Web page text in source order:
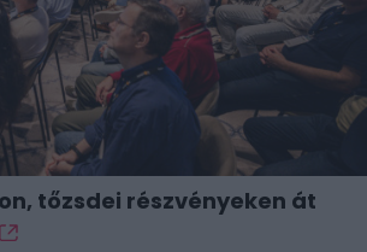
tőzsdei részvényeken át